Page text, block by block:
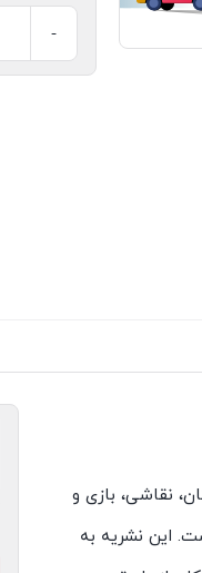
دیجیتال
-
نقاشی، بازی و
این نشریه به